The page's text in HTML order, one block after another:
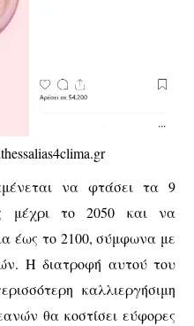
να φτάσει τα 9
μέχρι το 2050 και να
έως το 2100, σύμφωνα με
Η διατροφή αυτού του
καλλιεργήσιμη
θα κοστίσει εύφορες